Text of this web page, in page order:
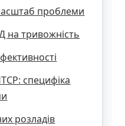
проблеми
на тривожність
специфіка
розладів